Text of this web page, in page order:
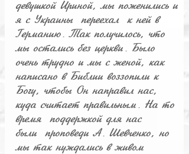
девушкой Ириной, мы поженились и
я с Украины переехал к ней в
Германию. Так получилось, что
мы остались без церкви. Было
очень трудно и мы с женой, как
написано в Библии воззопили к
Богу, чтобы Oн направил нас,
куда считает правильным. На то
время поддержкой для нас
были проповеди А. Шевченко, но
мы так нуждались в живом